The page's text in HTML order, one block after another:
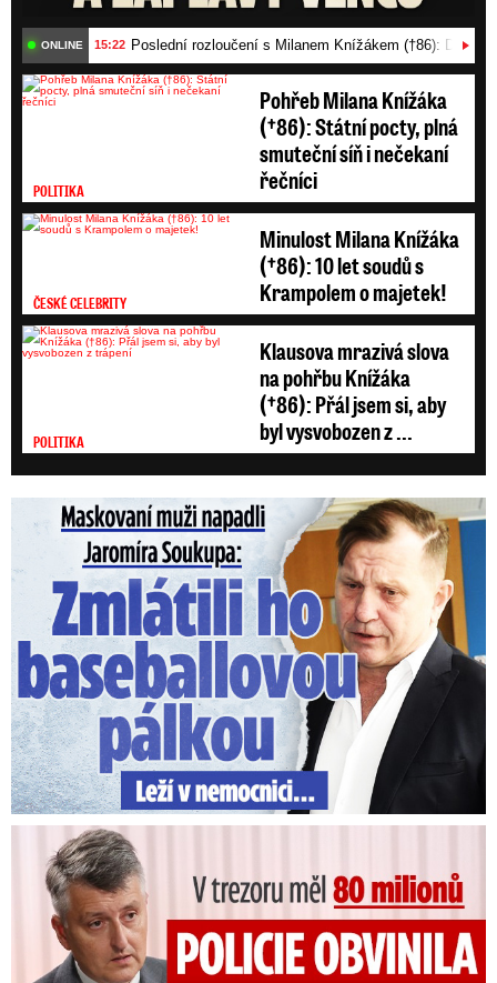
ONLINE 15:22 Poslední rozloučení s Milanem Knížákem (†86):
POLITIKA
Pohřeb Milana Knížáka
(†86): Státní pocty, plná
smuteční síň i nečekaní
řečníci
ČESKÉ CELEBRITY
Minulost Milana Knížáka
(†86): 10 let soudů s
Krampolem o majetek!
POLITIKA
Klausova mrazivá slova
na pohřbu Knížáka
(†86): Přál jsem si, aby
byl vysvobozen z ...
Maskovaní muži napadli Jaromíra Soukupa: Krvavá nakládačka
V trezoru měl 80 milionů: Policie obvinila exšéfa železnic!